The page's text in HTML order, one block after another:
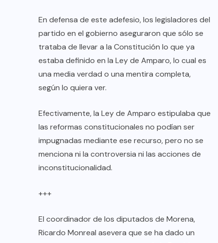
En defensa de este adefesio, los legisladores del
partido en el gobierno aseguraron que sólo se
trataba de llevar a la Constitución lo que ya
estaba definido en la Ley de Amparo, lo cual es
una media verdad o una mentira completa,
según lo quiera ver.
Efectivamente, la Ley de Amparo estipulaba que
las reformas constitucionales no podían ser
impugnadas mediante ese recurso, pero no se
menciona ni la controversia ni las acciones de
inconstitucionalidad.
+++
El coordinador de los diputados de Morena,
Ricardo Monreal asevera que se ha dado un